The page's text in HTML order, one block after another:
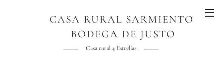
CASA RURAL SARMIENTO
BODEGA DE JUSTO
AGUADO
Casa rural 4 Estrellas